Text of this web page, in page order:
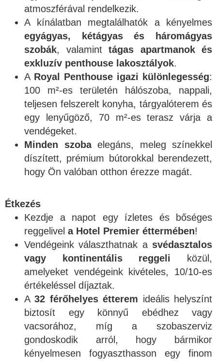
atmoszférával rendelkezik.
A kínálatban megtalálhatók a kényelmes
egyágyas, kétágyas és háromágyas
szobák, valamint tágas apartmanok és
exkluzív penthouse lakosztályok.
A Royal Penthouse igazi különlegesség:
100 m²-es területén hálószoba, nappali,
teljesen felszerelt konyha, tárgyalóterem és
egy lenyűgöző, 70 m²-es terasz várja a
vendégeket.
Minden szobaelegáns, meleg színekkel
díszített, prémium bútorokkal berendezett,
hogy Ön valóban otthon érezze magát.
Étkezés
Kezdje a napot egy ízletes és bőséges
reggelivel a Hotel Premier éttermében!
Vendégeink választhatnak a svédasztalos
vagy kontinentális reggeli
közül,
amelyeket vendégeink kivételes, 10/10-es
értékeléssel díjaztak.
A32 férőhelyes étterem ideális helyszínt
biztosít egy könnyű ebédhez vagy
vacsorához, míg a szobaszerviz
gondoskodik arról, hogy bármikor
kényelmesen fogyaszthasson egy finom